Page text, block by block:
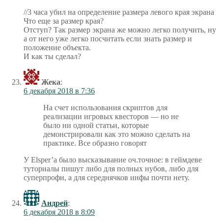
//3 часа убил на определение размера левого края экрана
Что еще за размер края?
Отступ? Так размер экрана же можно легко получить, ну
а от него уже легко посчитать если знать размер и
положение объекта.
И как ты сделал?
Жека:
6 декабря 2018 в 7:36
На счет использования скриптов для
реализации игровых квесторов — но не
было ни одной статьи, которые
демонстрировали как это можно сделать на
практике. Все образно говорят
У Elsper’а было высказывание оч.точное: в геймдеве
туториалы пишут либо для полных нубов, либо для
суперпрофи, а для середнячков инфы почти нету.
Андрей:
6 декабря 2018 в 8:09